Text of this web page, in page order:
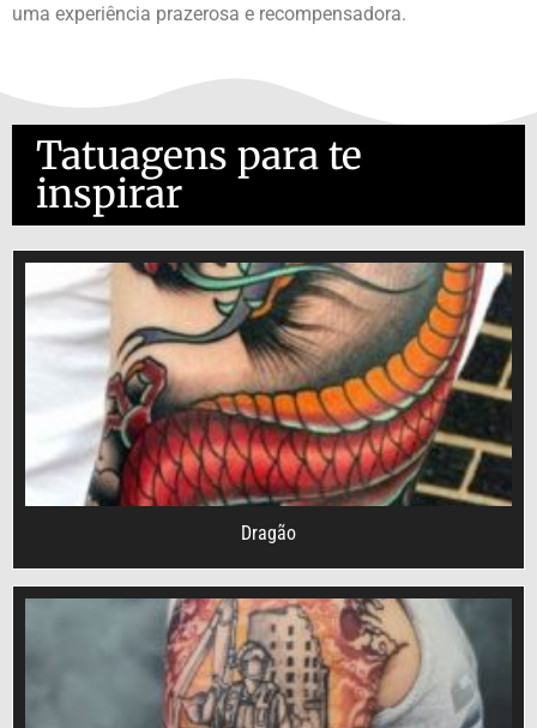
uma experiência prazerosa e recompensadora.
Tatuagens para te
inspirar
Dragão